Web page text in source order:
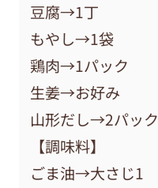
豆腐→1丁
もやし→1袋
鶏肉→1パック
生姜→お好み
山形だし→2パック
【調味料】
ごま油→大さじ1